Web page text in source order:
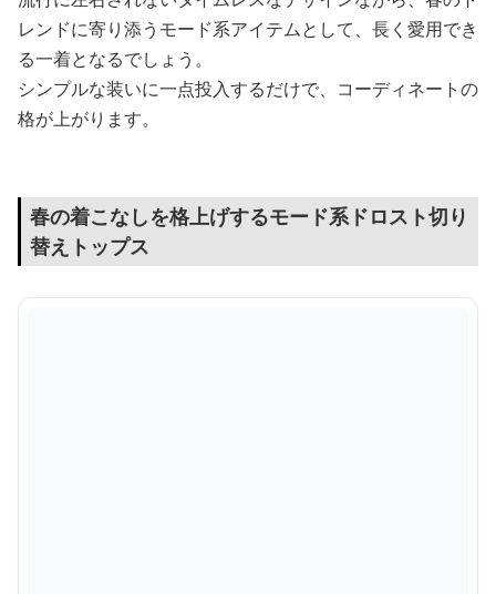
レンドに寄り添うモード系アイテムとして、長く愛用でき
る一着となるでしょう。
シンプルな装いに一点投入するだけで、コーディネートの
格が上がります。
春の着こなしを格上げするモード系ドロスト切り
替えトップス